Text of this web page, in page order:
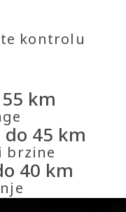
kontrolu
km
45 km
brzine
40 km